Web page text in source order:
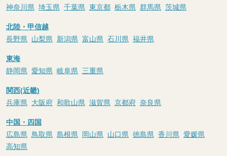
神奈川県 埼玉県 千葉県 東京都 栃木県 群馬県 茨城県
北陸・甲信越
長野県 山梨県 新潟県 富山県 石川県 福井県
東海
静岡県 愛知県 岐阜県 三重県
関西(近畿)
兵庫県 大阪府 和歌山県 滋賀県 京都府 奈良県
中国・四国
広島県 鳥取県 島根県 岡山県 山口県 徳島県 香川県 愛媛県
高知県